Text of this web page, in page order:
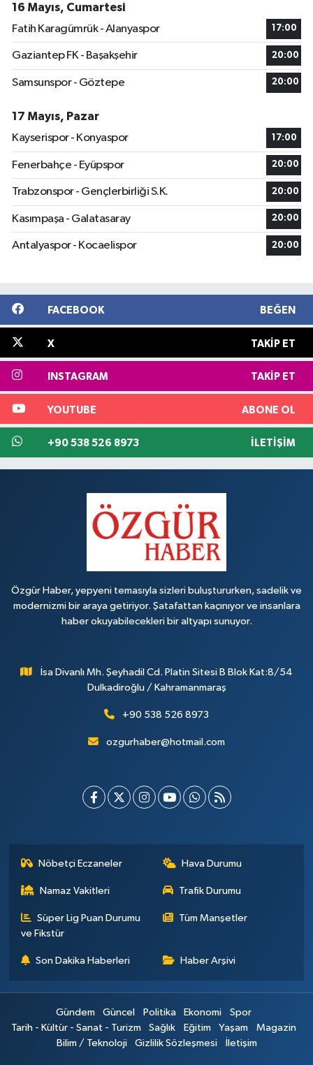
16 Mayıs, Cumartesi
Fatih Karagümrük - Alanyaspor
17:00
Gaziantep FK - Başakşehir 20:00
Samsunspor - Göztepe 20:00
17 Mayıs, Pazar
Kayserispor - Konyaspor
17:00
Fenerbahçe - Eyüpspor 20:00
Trabzonspor - Gençlerbirliği S.K. 20:00
Kasımpaşa - Galatasaray 20:00
Antalyaspor - Kocaelispor 20:00
FACEBOOK BEĞEN
X TAKIP ET
INSTAGRAM TAKIP ET
YOUTUBE ABONE OL
+90 538 526 8973 İLETIŞIM
Özgür Haber, yepyeni temasıyla sizleri buluştururken, sadelik ve
modernizmi bir araya getiriyor. Şatafattan kaçınıyor ve insanlara
haber okuyabilecekleri bir altyapı sunuyor.
İsa Divanlı Mh. Şeyhadil Cd. Platin Sitesi B Blok Kat:8/54
Dulkadiroğlu / Kahramanmaraş
+90 538 526 8973
ozgurhaber@hotmail.com
Nöbetçi Eczaneler Hava Durumu
Namaz Vakitleri Trafik Durumu
Süper Lig Puan Durumu
ve Fikstür
Tüm Manşetler
Son Dakika Haberleri Haber Arşivi
Gündem Güncel Politika Ekonomi
Spor
Tarih - Kültür - Sanat - Turizm
Sağlık Eğitim Yaşam
Magazin
Bilim / Teknoloji
Gizlilik Sözleşmesi İletişim